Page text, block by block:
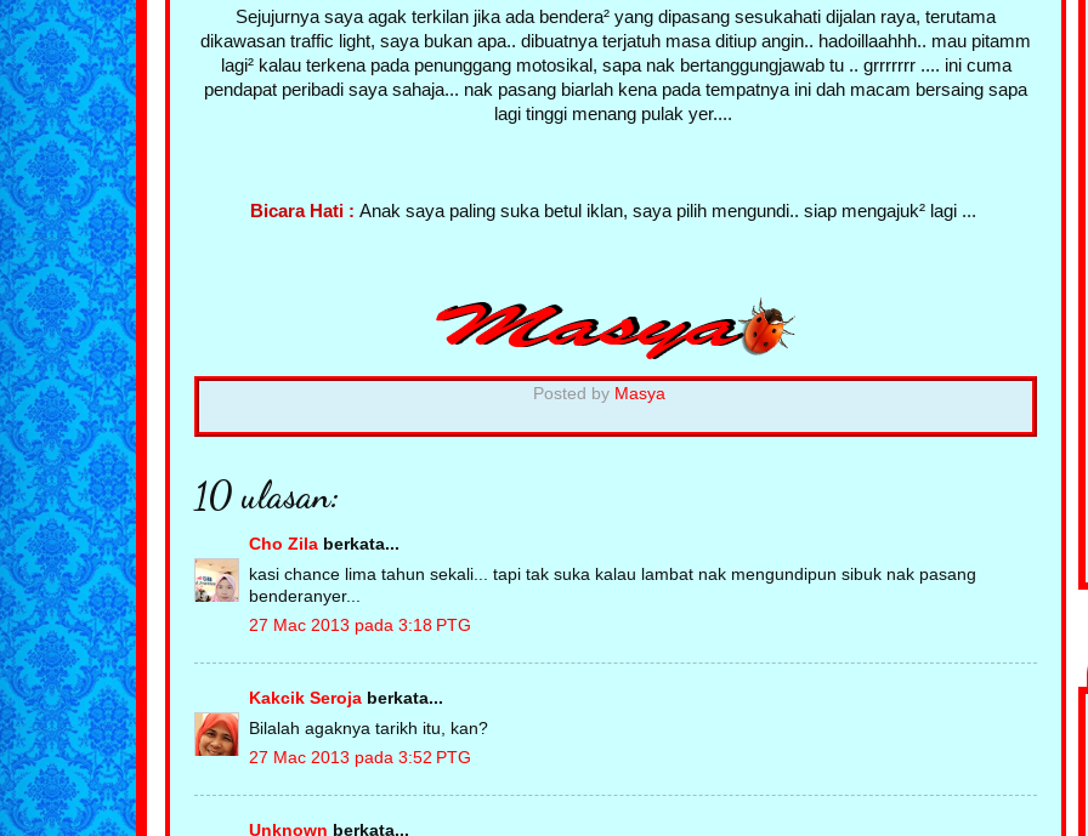
Sejujurnya saya agak terkilan jika ada bendera² yang dipasang sesukahati dijalan raya, terutama
dikawasan traffic light, saya bukan apa.. dibuatnya terjatuh masa ditiup angin.. hadoillaahhh.. mau pitamm
lagi² kalau terkena pada penunggang motosikal, sapa nak bertanggungjawab tu .. grrrrrrr .... ini cuma
pendapat peribadi saya sahaja... nak pasang biarlah kena pada tempatnya ini dah macam bersaing sapa
lagi tinggi menang pulak yer....
Bicara Hati : Anak saya paling suka betul iklan, saya pilih mengundi.. siap mengajuk² lagi ...
Posted by Masya
10 ulasan:
Cho Zila berkata...
kasi chance lima tahun sekali... tapi tak suka kalau lambat nak mengundipun sibuk nak pasang
benderanyer...
27 Mac 2013 pada 3:18 PTG
Kakcik Seroja berkata...
Bilalah agaknya tarikh itu, kan?
27 Mac 2013 pada 3:52 PTG
Unknown berkata...